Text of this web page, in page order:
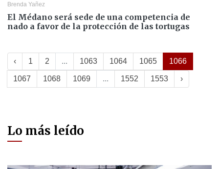
Brenda Yañez
El Médano será sede de una competencia de
nado a favor de la protección de las tortugas
‹ 1 2 ... 1063 1064 1065 1066
1067 1068 1069 ... 1552 1553 ›
Lo más leído